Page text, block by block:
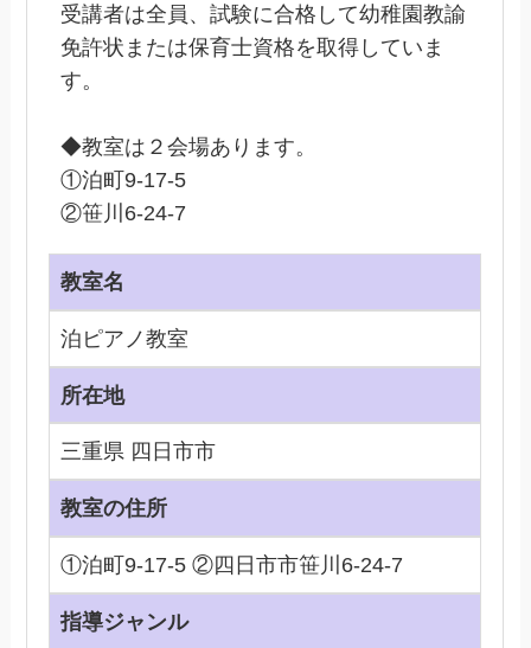
受講者は全員、試験に合格して幼稚園教諭
免許状または保育士資格を取得していま
す。
◆教室は２会場あります。
①泊町9-17-5
②笹川6-24-7
教室名
泊ピアノ教室
所在地
三重県 四日市市
教室の住所
①泊町9-17-5 ②四日市市笹川6-24-7
指導ジャンル